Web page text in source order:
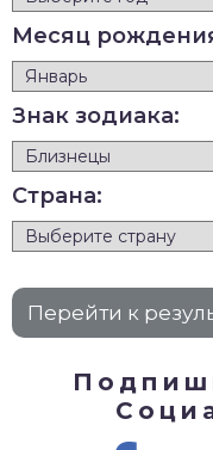
Месяц
Знак зодиака:
Страна: